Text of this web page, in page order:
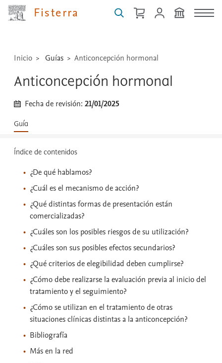
Fisterra
técnicas
...
Inicio Guías Anticoncepción hormonal
Anticoncepción hormonal
Fecha de revisión:21/01/2025
Guía
Índice de contenidos
¿De qué hablamos?
¿Cuál es el mecanismo de acción?
¿Qué distintas formas de presentación están
comercializadas?
¿Cuáles son los posibles riesgos de su utilización?
¿Cuáles son sus posibles efectos secundarios?
¿Qué criterios de elegibilidad deben cumplirse?
¿Cómo debe realizarse la evaluación previa al inicio del
tratamiento y el seguimiento?
¿Cómo se utilizan en el tratamiento de otras
situaciones clínicas distintas a la anticoncepción?
Bibliografía
Más en la red